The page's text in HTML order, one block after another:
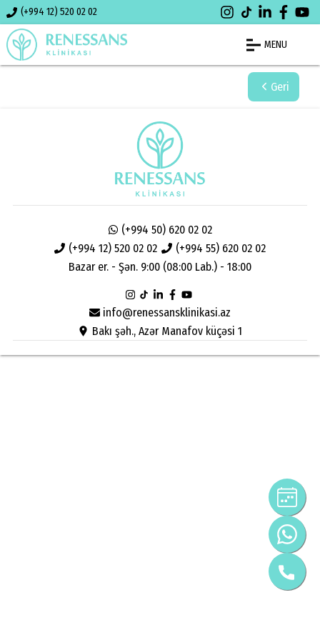
(+994 12) 520 02 02
MENU
Geri
info@renessansklinikasi.az
Bakı şəh., Azər Manafov küçəsi 1
(+994 12) 520 02 02 (+994 55) 620 02 02
(+994 50) 620 02 02
Bazar er. - Şən. 9:00 (08:00 Lab.) - 18:00